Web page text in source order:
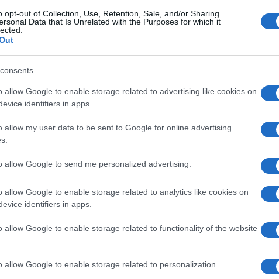
opt-out of Collection, Use, Retention, Sale, and/or Sharing
Data that Is Unrelated with the Purposes for which it
allow Google to enable storage related to advertising like cookies on
identifiers in apps.
allow my user data to be sent to Google for online advertising
allow Google to send me personalized advertising.
allow Google to enable storage related to analytics like cookies on
identifiers in apps.
allow Google to enable storage related to functionality of the website
allow Google to enable storage related to personalization.
comunicazioni che non possono
per garantire l’efficacia del sistema
venga amministrata correttamente
che, pur volendo rilassarci, il sistema
e durante le festività nasce dalla
delicati per i contribuenti. Molti potrebbero
di comunicazione, rischiando di non
serve a prevenire inadempienze
una maggiore serenità in momenti di
riduce lo stress, ma favorisce anche una
Senza l’ansia di dover rispondere a